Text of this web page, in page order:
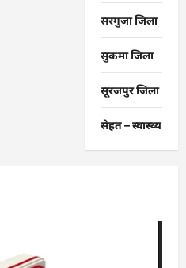
सरगुजा जिला
सुकमा जिला
सूरजपुर जिला
सेहत – स्‍वास्‍थ्‍य